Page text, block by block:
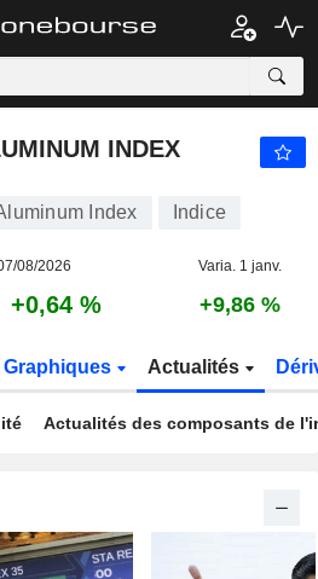
INDEX
Index Indice
08/2026 Varia. 1 janv.
+0,64 % +9,86 %
Graphiques Actualités
Actualités des composants de